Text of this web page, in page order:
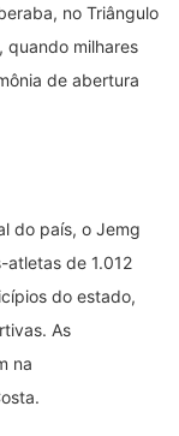
no Triângulo
quando milhares
de abertura
do país, o Jemg
atletas de 1.012
do estado,
As
na